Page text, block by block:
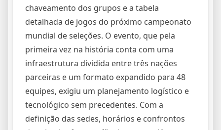
chaveamento dos grupos e a tabela
detalhada de jogos do próximo campeonato
mundial de seleções. O evento, que pela
primeira vez na história conta com uma
infraestrutura dividida entre três nações
parceiras e um formato expandido para 48
equipes, exigiu um planejamento logístico e
tecnológico sem precedentes. Com a
definição das sedes, horários e confrontos